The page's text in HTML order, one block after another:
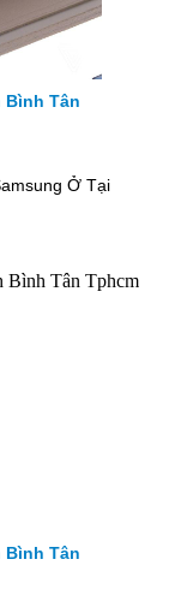
Bình Tân
Ở Tại
Bình Tân